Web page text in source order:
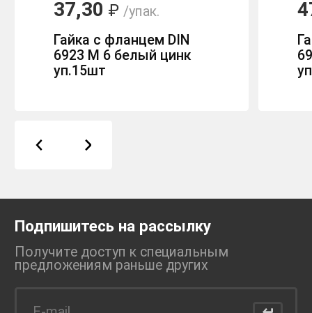
37,30 ₽ /упак.
Гайка с фланцем DIN
6923 М 6 белый цинк
уп.15шт
Подпишитесь на рассылку
Получите доступ к специальным
предложениям раньше других